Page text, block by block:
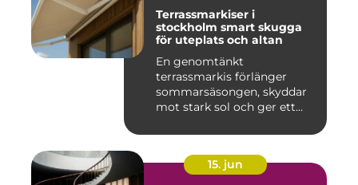
Terrassmarkiser i
stockholm smart skugga
för uteplats och altan
En genomtänkt
terrassmarkis förlänger
sommarsäsongen, skyddar
mot stark sol och ger ett
15. jun